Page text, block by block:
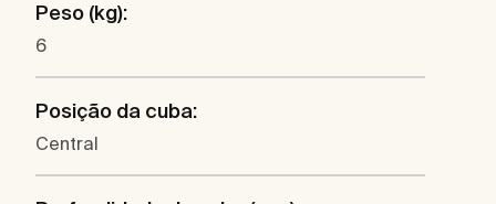
Peso (kg):
6
Posição da cuba:
Central